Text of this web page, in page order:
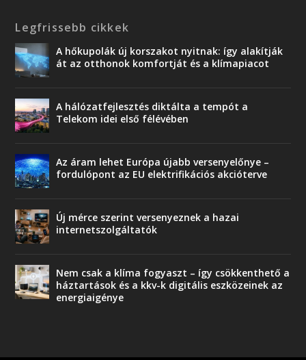
Legfrissebb cikkek
A hőkupolák új korszakot nyitnak: így alakítják
át az otthonok komfortját és a klímapiacot
A hálózatfejlesztés diktálta a tempót a
Telekom idei első félévében
Az áram lehet Európa újabb versenyelőnye –
fordulópont az EU elektrifikációs akcióterve
Új mérce szerint versenyeznek a hazai
internetszolgáltatók
Nem csak a klíma fogyaszt – így csökkenthető a
háztartások és a kkv-k digitális eszközeinek az
energiaigénye